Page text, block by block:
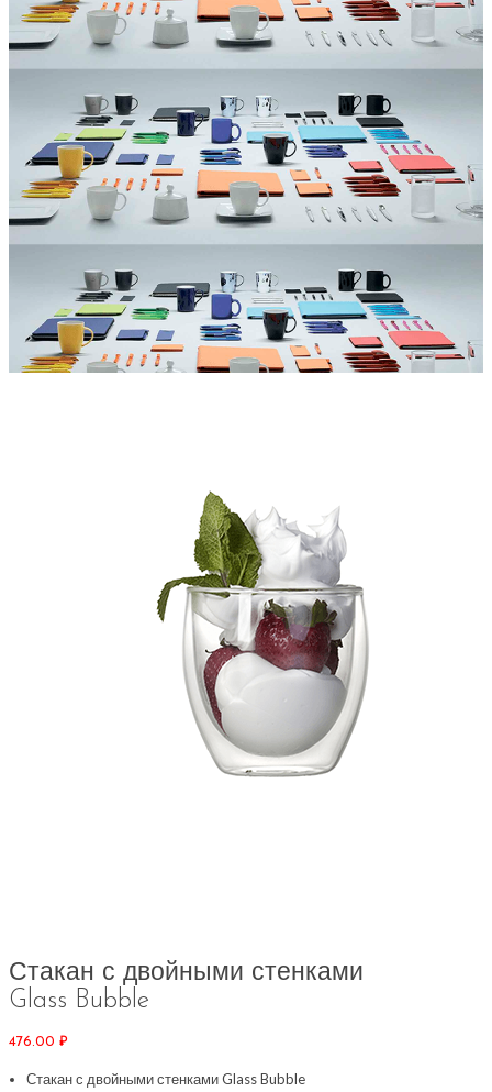
Стакан с двойными стенками
Glass Bubble
476.00 ₽
Стакан с двойными стенками Glass Bubble